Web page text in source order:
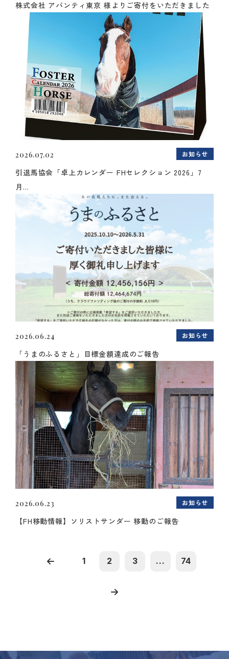
株式会社 アバンティ東京 様よりご寄付をいただきました
2026.07.02 お知らせ
引退馬協会「卓上カレンダー FHセレクション 2026」7
月...
2026.06.24 お知らせ
「うまのふるさと」目標金額達成のご報告
2026.06.23 お知らせ
【FH移動情報】ソリストサンダー 移動のご報告
1 2 3 ... 74